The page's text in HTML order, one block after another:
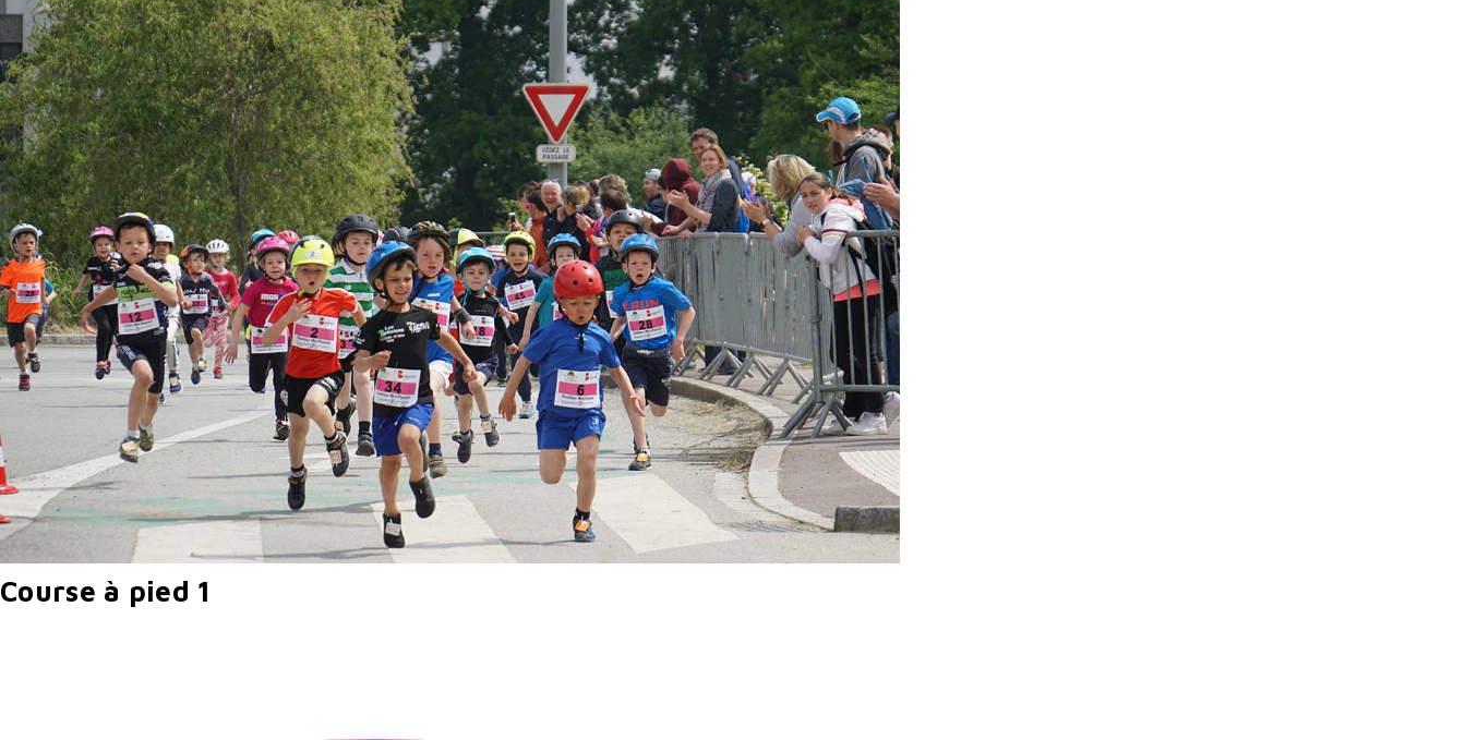
Course à pied 1